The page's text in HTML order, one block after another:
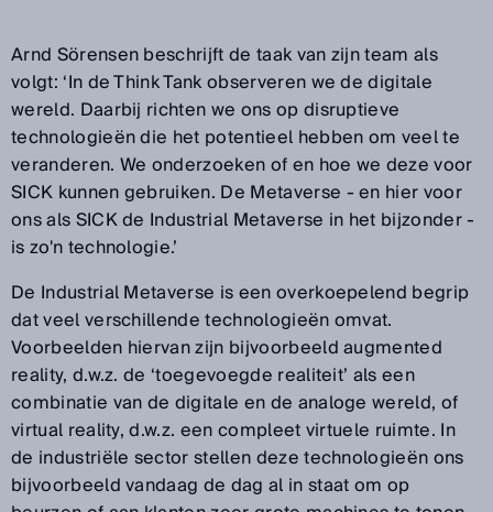
Arnd Sörensen beschrijft de taak van zijn team als
volgt: ‘In de Think Tank observeren we de digitale
wereld. Daarbij richten we ons op disruptieve
technologieën die het potentieel hebben om veel te
veranderen. We onderzoeken of en hoe we deze voor
SICK kunnen gebruiken. De Metaverse - en hier voor
ons als SICK de Industrial Metaverse in het bijzonder -
is zo'n technologie.’
De Industrial Metaverse is een overkoepelend begrip
dat veel verschillende technologieën omvat.
Voorbeelden hiervan zijn bijvoorbeeld augmented
reality, d.w.z. de ‘toegevoegde realiteit’ als een
combinatie van de digitale en de analoge wereld, of
virtual reality, d.w.z. een compleet virtuele ruimte. In
de industriële sector stellen deze technologieën ons
bijvoorbeeld vandaag de dag al in staat om op